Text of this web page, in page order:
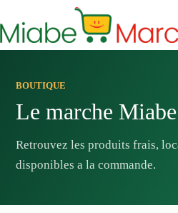
contenu
BOUTIQUE
Le marche Miabe
Retrouvez les produits frais,
disponibles a la commande.